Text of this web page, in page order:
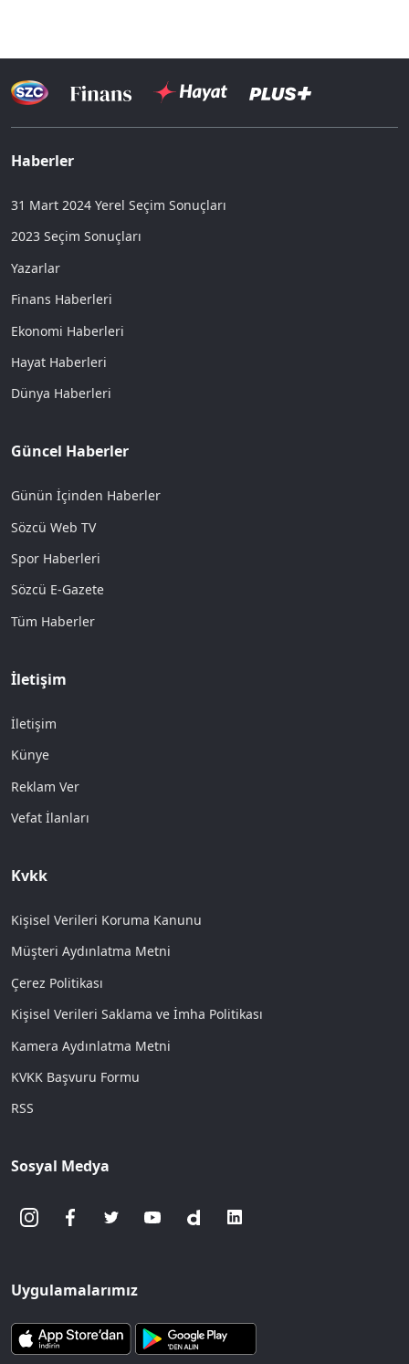
Haberler
31 Mart 2024 Yerel Seçim Sonuçları
2023 Seçim Sonuçları
Yazarlar
Finans Haberleri
Ekonomi Haberleri
Hayat Haberleri
Dünya Haberleri
Güncel Haberler
Günün İçinden Haberler
Sözcü Web TV
Spor Haberleri
Sözcü E-Gazete
Tüm Haberler
İletişim
İletişim
Künye
Reklam Ver
Vefat İlanları
Kvkk
Kişisel Verileri Koruma Kanunu
Müşteri Aydınlatma Metni
Çerez Politikası
Kişisel Verileri Saklama ve İmha Politikası
Kamera Aydınlatma Metni
KVKK Başvuru Formu
RSS
Sosyal Medya
Uygulamalarımız